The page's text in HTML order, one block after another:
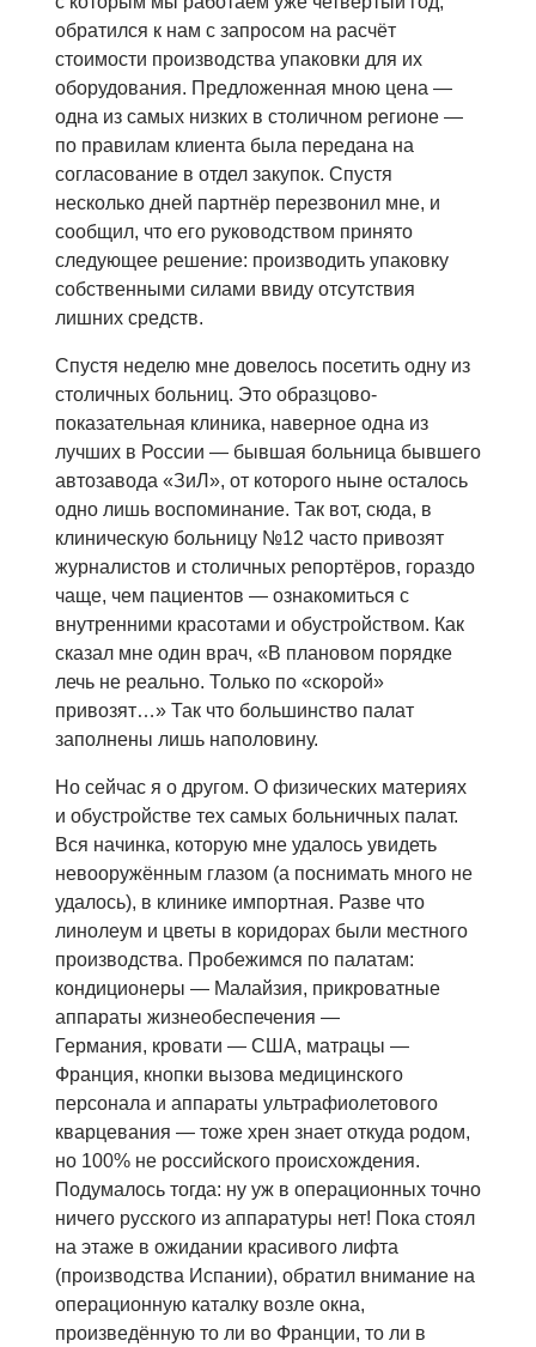
обратился к нам с запросом на расчёт
стоимости производства упаковки для их
оборудования. Предложенная мною цена —
одна из самых низких в столичном регионе —
по правилам клиента была передана на
согласование в отдел закупок. Спустя
несколько дней партнёр перезвонил мне, и
сообщил, что его руководством принято
следующее решение: производить упаковку
собственными силами ввиду отсутствия
лишних средств.
Спустя неделю мне довелось посетить одну из
столичных больниц. Это образцово-
показательная клиника, наверное одна из
лучших в России — бывшая больница бывшего
автозавода «ЗиЛ», от которого ныне осталось
одно лишь воспоминание. Так вот, сюда, в
клиническую больницу №12 часто привозят
журналистов и столичных репортёров, гораздо
чаще, чем пациентов — ознакомиться с
внутренними красотами и обустройством. Как
сказал мне один врач, «В плановом порядке
лечь не реально. Только по «скорой»
привозят…» Так что большинство палат
заполнены лишь наполовину.
Но сейчас я о другом. О физических материях
и обустройстве тех самых больничных палат.
Вся начинка, которую мне удалось увидеть
невооружённым глазом (а поснимать много не
удалось), в клинике импортная. Разве что
линолеум и цветы в коридорах были местного
производства. Пробежимся по палатам:
кондиционеры — Малайзия, прикроватные
аппараты жизнеобеспечения —
Германия, кровати — США, матрацы —
Франция, кнопки вызова медицинского
персонала и аппараты ультрафиолетового
кварцевания — тоже хрен знает откуда родом,
но 100% не российского происхождения.
Подумалось тогда: ну уж в операционных точно
ничего русского из аппаратуры нет! Пока стоял
на этаже в ожидании красивого лифта
(производства Испании), обратил внимание на
операционную каталку возле окна,
произведённую то ли во Франции, то ли в